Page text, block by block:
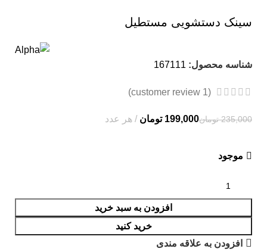
سینک دستشویی مستطیل
شناسه محصول: 167111
(
1
235,000 تومان199,000 تومان
موجود
افزودن به سبد خرید
خرید کنید
افزودن به علاقه مندی